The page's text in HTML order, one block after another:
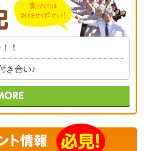
！
き合い♪